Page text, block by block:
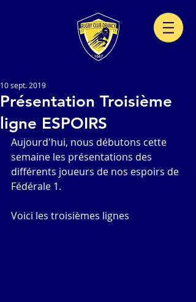
Présentation Troisième
ligne ESPOIRS
10 sept. 2019
Aujourd'hui, nous débutons cette
semaine les présentations des
différents joueurs de nos espoirs de
Fédérale 1.
Voici les troisièmes lignes